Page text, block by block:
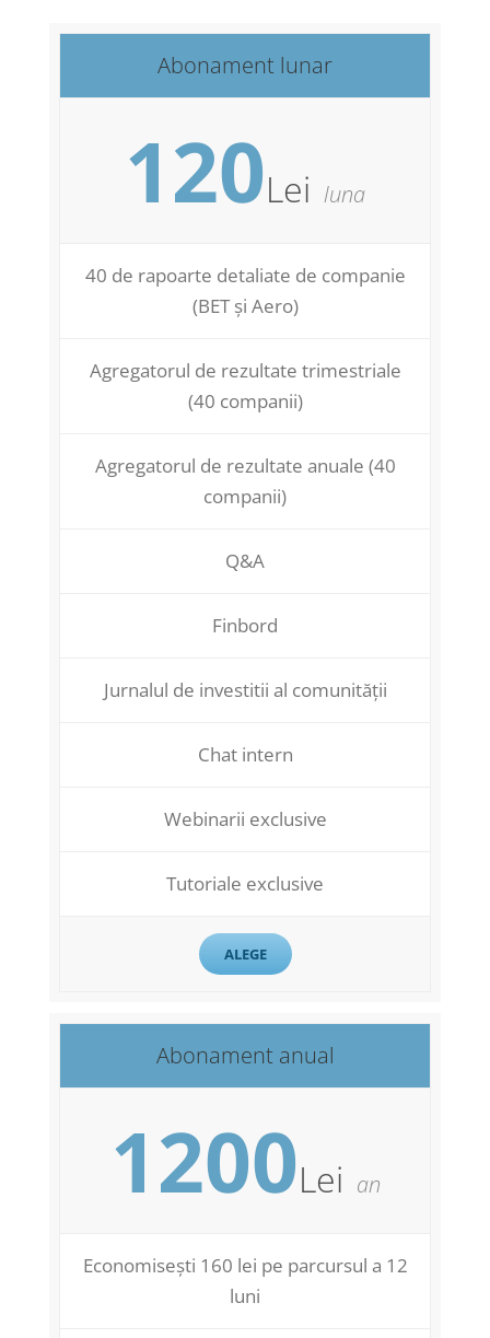
Abonament lunar
120Lei luna
40 de rapoarte detaliate de companie
(BET și Aero)
Agregatorul de rezultate trimestriale
(40 companii)
Agregatorul de rezultate anuale (40
companii)
Q&A
Finbord
Jurnalul de investitii al comunității
Chat intern
Webinarii exclusive
Tutoriale exclusive
ALEGE
Abonament anual
1200Lei an
Economisești 160 lei pe parcursul a 12
luni